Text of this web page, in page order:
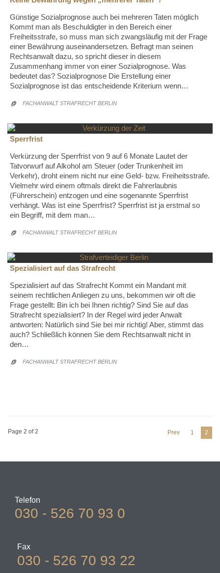
Günstige Sozialprognose auch bei mehreren Taten möglich
Kommt man als Beschuldigter in den Bereich einer
Freiheitsstrafe, so muss man sich zwangsläufig mit der Frage
einer Bewährung auseinandersetzen. Befragt man seinen
Rechtsanwalt dazu, so spricht dieser in diesem
Zusammenhang immer von einer Sozialprognose. Was
bedeutet das? Sozialprognose Die Erstellung einer
Sozialprognose ist das entscheidende Kriterium wenn…
 FACHANWALT STRAFRECHT BERLIN
Sperrfrist
Verkürzung der Sperrfrist von 9 auf 6 Monate Lautet der
Tatvorwurf auf Alkohol am Steuer (oder Trunkenheit im
Verkehr), droht einem nicht nur eine Geld- bzw. Freiheitsstrafe.
Vielmehr wird einem oftmals direkt die Fahrerlaubnis
(Führerschein) entzogen und eine sogenannte Sperrfrist
verhängt. Was ist eine Sperrfrist? Sperrfrist ist ja erstmal so
ein Begriff, mit dem man…
 FACHANWALT STRAFRECHT BERLIN
Spezialisiert auf das Strafrecht
Spezialisiert auf das Strafrecht Kommt ein Mandant mit
seinem rechtlichen Anliegen zu uns, bekommen wir oft die
Frage gestellt: Bin ich bei Ihnen richtig? Sind Sie auf das
Strafrecht spezialisiert? In der Regel wird jeder Anwalt
antworten: Natürlich sind Sie bei mir richtig! Aber, stimmt das
auch? Schließlich können Sie dem Rechtsanwalt nicht in
den…
 FACHANWALT STRAFRECHT BERLIN
Page 2 of 2 Prev 1 2
Telefon
030 - 526 70 93 0
Fax
030 - 526 70 93 22